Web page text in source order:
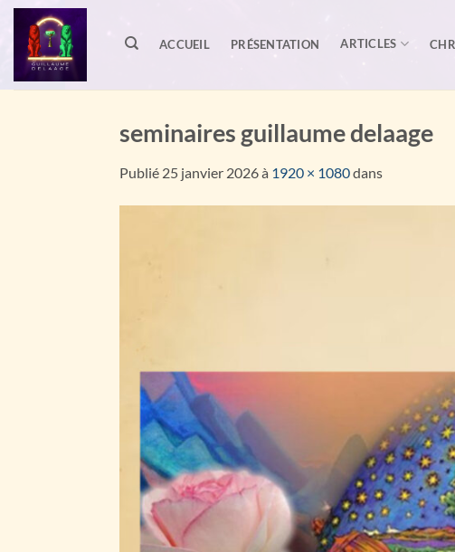
Passer
contenu
ACCUEIL PRÉSENTATION ARTICLES
seminaires guillaume delaage
Publié 25 janvier 2026à 1920 × 1080dans